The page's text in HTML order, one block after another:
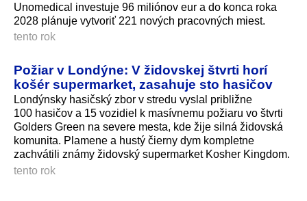
Unomedical investuje 96 miliónov eur a do konca roka
2028 plánuje vytvoriť 221 nových pracovných miest.
tento rok
Požiar v Londýne: V židovskej štvrti horí
košér supermarket, zasahuje sto hasičov
Londýnsky hasičský zbor v stredu vyslal približne
100 hasičov a 15 vozidiel k masívnemu požiaru vo štvrti
Golders Green na severe mesta, kde žije silná židovská
komunita. Plamene a hustý čierny dym kompletne
zachvátili známy židovský supermarket Kosher Kingdom.
tento rok